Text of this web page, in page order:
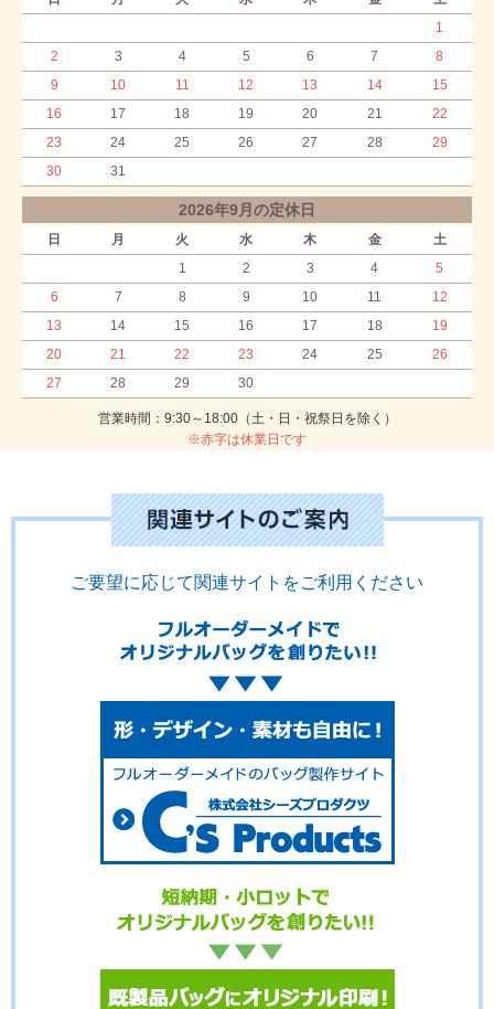
1
2
3 4 5 6 7
8
9
10 11 12 13 14
15
16
17 18 19 20 21
22
23
24 25 26 27 28
29
30
31
2026年9月の定休日
日 月 火 水 木 金
土
1
2 3 4
5
6
7 8 9 10 11
12
13
14 15 16 17 18
19
20
21 22 23 24 25
26
27
28 29 30
営業時間：9:30～18:00（土・日・祝祭日を除く）
※赤字は休業日です
ご要望に応じて関連サイトをご利用ください